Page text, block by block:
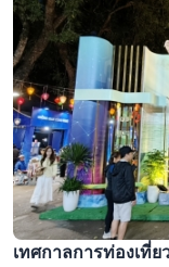
เทศกาลการท่องเที่